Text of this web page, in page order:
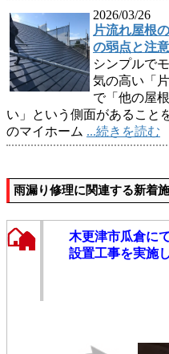
2026/03/26
片流れ屋根
の弱点と注
シンプルで
気の高い「
で「他の屋
い」という側面があること
のマイホーム ...続きを読む
雨漏り修理に関連する新着
木更津市瓜倉に
設置工事を実施